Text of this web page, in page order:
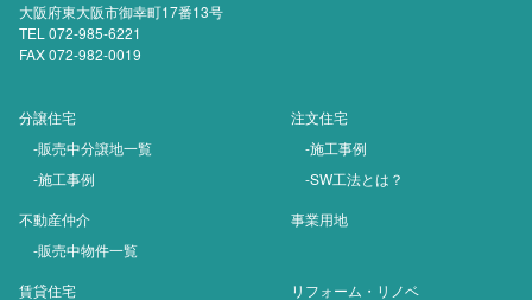
大阪府東大阪市御幸町17番13号
TEL 072-985-6221
FAX 072-982-0019
分譲住宅
-販売中分譲地一覧
-施工事例
注文住宅
-施工事例
-SW工法とは？
不動産仲介
-販売中物件一覧
事業用地
賃貸住宅
リフォーム・リノベ